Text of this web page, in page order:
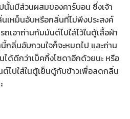
นมีส่วนผสมของคาร์บอน ซึ่งเจ้า
เหม็นอับหรือกลิ่นที่ไม่พึงประสงค์
อาถ่านกัมมันต์ไปใส่ไว้ในตู้เสื้อผ้า
กลิ่นอับกวนใจก็จะหมดไป และถ่าน
ด้ดีกว่าเบ็คกิ้งโซดาอีกด้วยนะ หรือ
ไปใส่ในตู้เย็นตู้กับข้าวเพื่อลดกลิ่น